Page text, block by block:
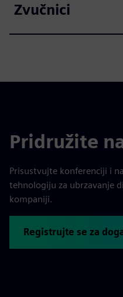
Zvučnici
Pridružite
Prisustvujte konferenciji i
tehnologiju za ubrzavanje
kompaniji.
Registrujte se za